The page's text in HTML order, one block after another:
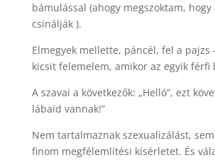
bámulással (ahogy megszoktam,
csinálják ).
Elmegyek mellette, páncél, fel a pajzs
kicsit felemelem, amikor az egyik férfi
A szavai a következők: „Helló”, ezt
lábaid vannak!”
Nem tartalmaznak szexualizálást,
finom megfélemlítési kísérletet. És